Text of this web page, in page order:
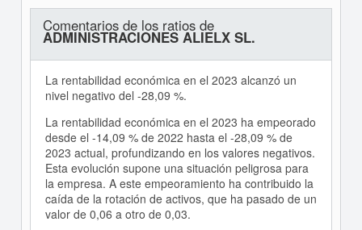
Comentarios de los ratios de
ADMINISTRACIONES ALIELX SL.
La rentabilidad económica en el 2023 alcanzó un
nivel negativo del -28,09 %.
La rentabilidad económica en el 2023 ha empeorado
desde el -14,09 % de 2022 hasta el -28,09 % de
2023 actual, profundizando en los valores negativos.
Esta evolución supone una situación peligrosa para
la empresa. A este empeoramiento ha contribuido la
caída de la rotación de activos, que ha pasado de un
valor de 0,06 a otro de 0,03.